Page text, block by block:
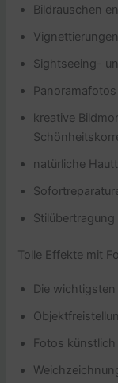
Bildrauschen
Sightseeing-
kreative
natürliche
Tolle Effekte mit
Die
Fotos künstlich